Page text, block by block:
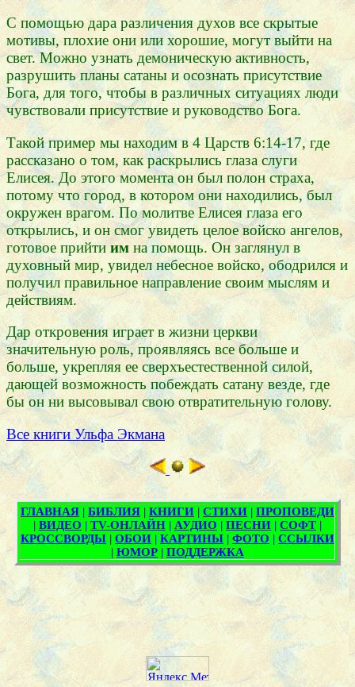
С помощью дара различения духов все скрытые
мотивы, плохие они или хорошие, могут выйти на
свет. Можно узнать демоническую активность,
разрушить планы сатаны и осознать присутствие
Бога, для того, чтобы в различных ситуациях люди
чувствовали присутствие и руководство Бога.
Такой пример мы находим в 4 Царств 6:14-17, где
рассказано о том, как раскрылись глаза слуги
Елисея. До этого момента он был полон страха,
потому что город, в котором они находились, был
окружен врагом. По молитве Елисея глаза его
открылись, и он смог увидеть целое войско ангелов,
готовое прийтиимна помощь. Он заглянул в
духовный мир, увидел небесное войско, ободрился и
получил правильное направление своим мыслям и
действиям.
Дар откровения играет в жизни церкви
значительную роль, проявляясь все больше и
больше, укрепляя ее сверхъестественной силой,
дающей возможность побеждать сатану везде, где
бы он ни высовывал свою отвратительную голову.
Все книги Ульфа Экмана